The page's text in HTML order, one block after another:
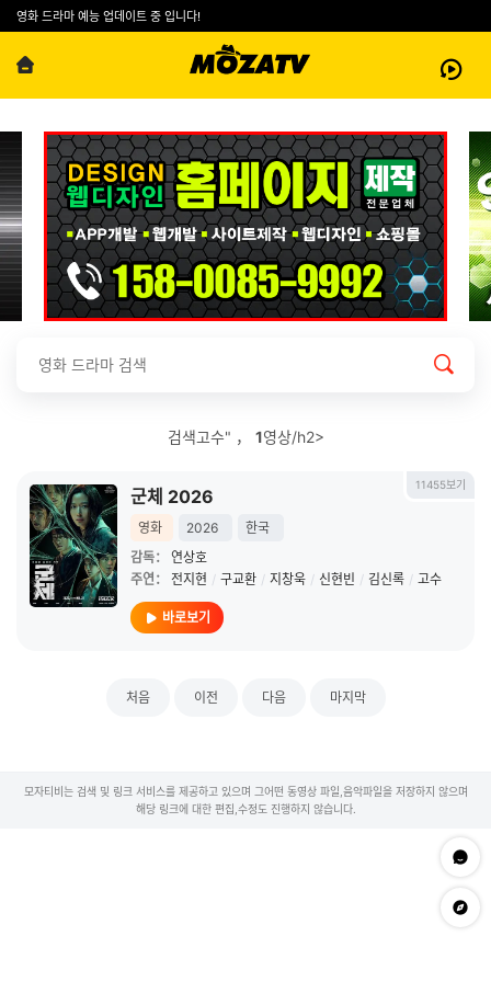
영화 드라마 예능 업데이트 중 입니다!
검색고수" ， 1영상/h2>
11455보기
군체 2026
영화 2026
한국
감독：
연상호
주연：
전지현 / 구교환 / 지창욱 / 신현빈 / 김신록 / 고수
바로보기
처음 이전 다음 마지막
모자티비는 검색 및 링크 서비스를 제공하고 있으며 그어떤 동영상 파일,음악파일을 저장하지 않으며
해당 링크에 대한 편집,수정도 진행하지 않습니다.
문의하
app